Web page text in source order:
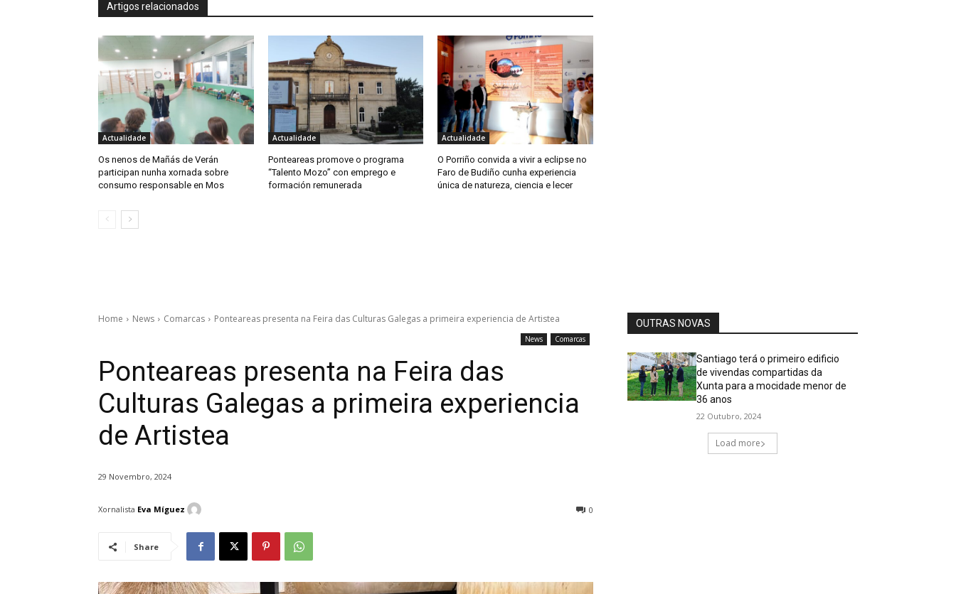
Artigos relacionados
Actualidade
Os nenos de Mañás de Verán
participan nunha xornada sobre
consumo responsable en Mos
Actualidade
Ponteareas promove o programa
“Talento Mozo” con emprego e
formación remunerada
Actualidade
O Porriño convida a vivir a eclipse no
Faro de Budiño cunha experiencia
única de natureza, ciencia e lecer